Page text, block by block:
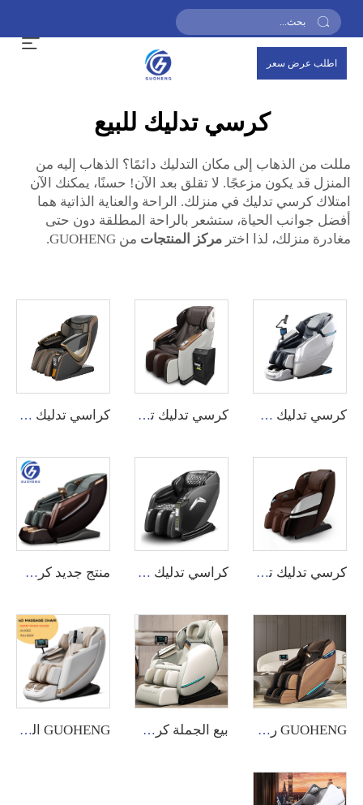
اطلب عرض سعر
كرسي تدليك للبيع
مللت من الذهاب إلى مكان التدليك دائمًا؟ الذهاب إليه من
المنزل قد يكون مزعجًا. لا تقلق بعد الآن! حسنًا، يمكنك الآن
امتلاك كرسي تدليك في منزلك. الراحة والعناية الذاتية هما
أفضل جوانب الحياة، ستشعر بالراحة المطلقة دون حتى
مغادرة منزلك، لذا اختر مركز المنتجات من GUOHENG.
كرسي تدليك منزلي متعدد الوظائف لجميع أنحاء الجسم بتصميم فاخر كرسي تدليك تجاري لجميع أنحاء الجسم من GUOHENG مع نظام تطبيق. كراسي تدليك تجارية ثلاثية الأبعاد رخيصة مجهزة بنظام إدارة خلفي عبر التطبيق، مع خيارات دفع قابلة للتخصيص، مناسبة للاستخدام في المطارات والمراكز التجارية.
كرسي تدليك تجاري ثلاثي الأبعاد من GUOHENG بميزة إدارة خلفية عبر التطبيق. كراسي تدليك تجارية ثلاثية الأبعاد رخيصة مجهزة بنظام إدارة خلفي عبر التطبيق، مع خيارات دفع قابلة للتخصيص، مناسبة للاستخدام في المطارات والمراكز التجارية. منتج جديد كرسي تدليك شياطسو فاخر صفر جاذبية مسار SL 4D كرسي تدليك الجسم باللمس
GUOHENG رعاية الجسم كرسي تدليك صفر جاذبية 4D مع تمديد الساقين ومسار Shiatsu SL للتدليك للبيع بيع الجملة كرسي تدليك صفر جاذبية فاخر كهربائي 8D مع شاشة لمسية لت massaging الجسم بالكامل سعر كرسي التدليك Guoheng GUOHENG الجملة كرسي تدليك فاخر ذكي A10 5D صفر جاذبية مع التحكم الصوتي AI